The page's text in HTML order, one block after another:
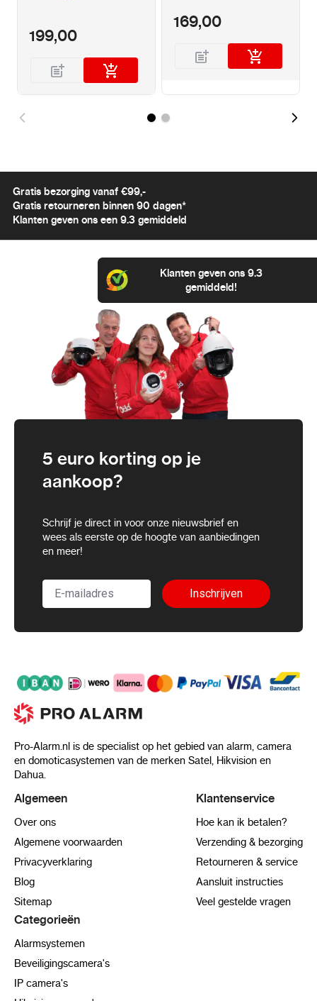
199,00
169,00
Gratis bezorging vanaf €99,-
Gratis retourneren binnen 90 dagen*
Klanten geven ons een 9.3 gemiddeld
5 euro korting op je
aankoop?
Schrijf je direct in voor onze nieuwsbrief en
wees als eerste op de hoogte van aanbiedingen
en meer!
Inschrijven
Pro-Alarm.nl is de specialist op het gebied van alarm, camera
en domoticasystemen van de merken Satel, Hikvision en
Dahua.
Klanten geven ons 9.3
gemiddeld!
Algemeen
Over ons
Algemene voorwaarden
Privacyverklaring
Blog
Sitemap
Klantenservice
Hoe kan ik betalen?
Verzending & bezorging
Retourneren & service
Aansluit instructies
Veel gestelde vragen
Categorieën
Alarmsystemen
Beveiligingscamera's
IP camera's